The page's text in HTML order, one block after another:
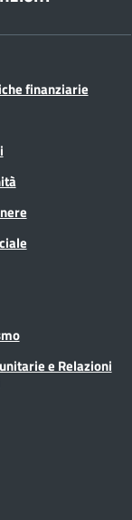
finanziarie
e Relazioni